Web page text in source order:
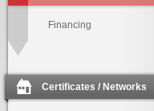
Financing
Certificates / Networks